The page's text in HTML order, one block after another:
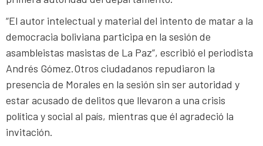
“El autor intelectual y material del intento de matar a la
democracia boliviana participa en la sesión de
asambleistas masistas de La Paz”, escribió el periodista
Andrés Gómez.Otros ciudadanos repudiaron la
presencia de Morales en la sesión sin ser autoridad y
estar acusado de delitos que llevaron a una crisis
política y social al país, mientras que él agradeció la
invitación.